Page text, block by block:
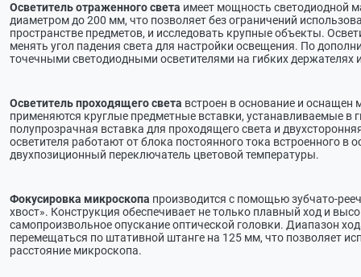
Осветитель отраженного света имеет мощность светодиодной
диаметром до 200 мм, что позволяет без ограничений
пространстве предметов, и исследовать крупные объекты.
менять угол падения света для настройки освещения. По
точечными светодиодными осветителями на гибких держателях
Осветитель проходящего света встроен в основание и
применяются круглые предметные вставки, устанавливаемые в
полупрозрачная вставка для проходящего света и
осветителя работают от блока постоянного тока встроенного
двухпозиционный переключатель цветовой температуры.
Фокусировка микроскопа производится с помощью зубчато-
хвост». Конструкция обеспечивает не только плавный ход и
самопроизвольное опускание оптической головки. Диапазон
перемещаться по штативной штанге на 125 мм, что позволяет
расстояние микроскопа.